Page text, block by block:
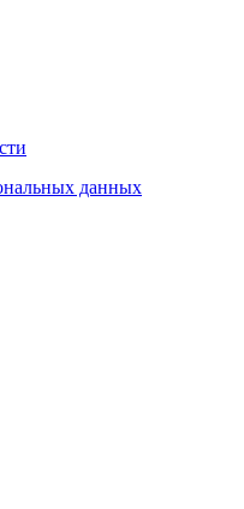
данных